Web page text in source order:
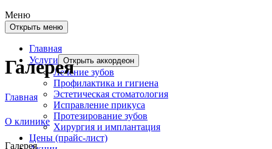
Меню
Открыть меню
Главная
Услуги Открыть аккордеон
Лечение зубов
Профилактика и гигиена
Эстетическая стоматология
Исправление прикуса
Протезирование зубов
Хирургия и имплантация
Цены (прайс-лист)
Галерея
Главная
О клинике
Галерея